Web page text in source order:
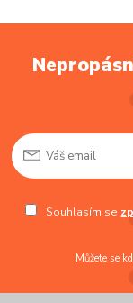
Souhlasím se
Můžete se